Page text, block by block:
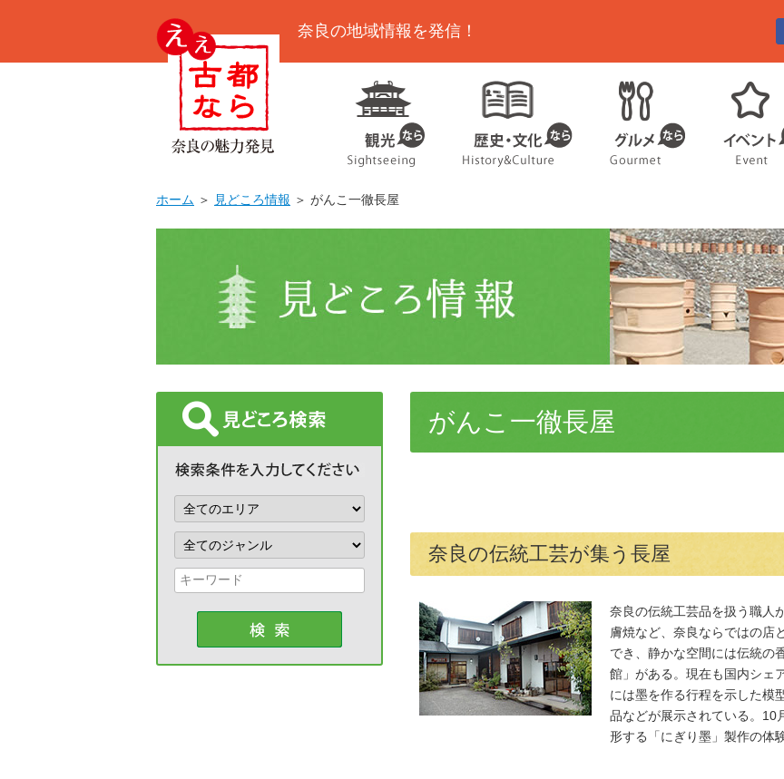
奈良の地域情報を発信！
ホーム ＞ 見どころ情報 ＞ がんこ一徹長屋
がんこ一徹長屋
奈良の伝統工芸が集う長屋
奈良の伝統工芸品を扱う職人
膚焼など、奈良ならではの店
でき、静かな空間には伝統の
館」がある。現在も国内シェ
には墨を作る行程を示した模
品などが展示されている。10
形する「にぎり墨」製作の体